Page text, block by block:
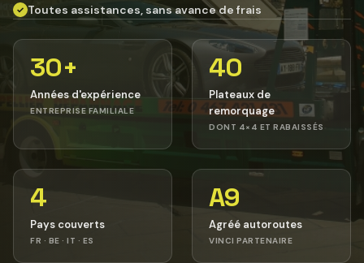
✓ Toutes assistances, sans avance de frais
30+
Années d'expérience
ENTREPRISE FAMILIALE
40
Plateaux de
remorquage
DONT 4×4 ET RABAISSÉS
4
Pays couverts
FR · BE · IT · ES
A9
Agréé autoroutes
VINCI PARTENAIRE